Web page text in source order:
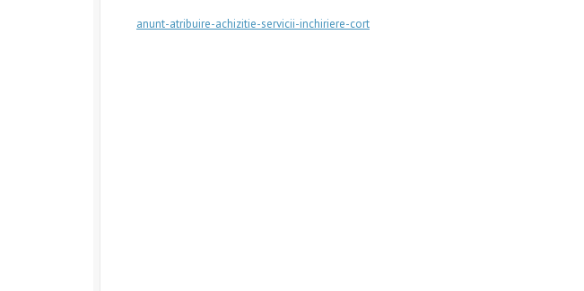
anunt-atribuire-achizitie-servicii-inchiriere-cort